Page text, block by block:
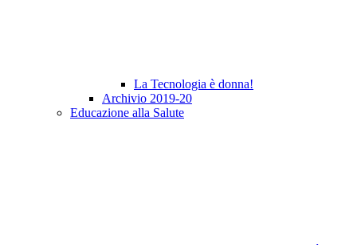
La Tecnologia è donna!
Archivio 2019-20
Educazione alla Salute